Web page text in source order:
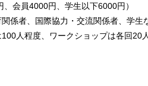
会員4000円、学生以下6000円）
係者、国際協力・交流関係者、学生
人程度、ワークショップは各回20